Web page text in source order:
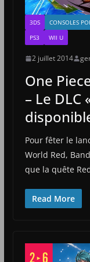
3DS CONSOLES
PS3
WII U
2 juillet 2014
One
– Le DLC
Pour fêter le
World Red,
que la quête
Read More